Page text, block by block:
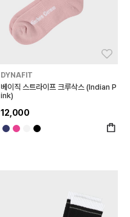
DYNAFIT
베이직 스트라이프 크루삭스 (Indian P
ink)
12,000